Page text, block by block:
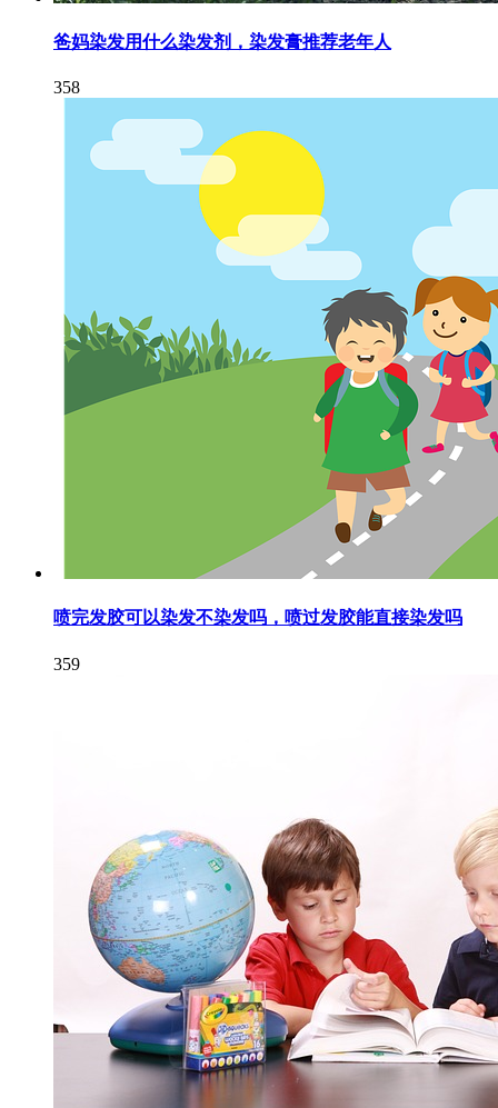
爸妈染发用什么染发剂，染发膏推荐老年人
358
喷完发胶可以染发不染发吗，喷过发胶能直接染发吗
359